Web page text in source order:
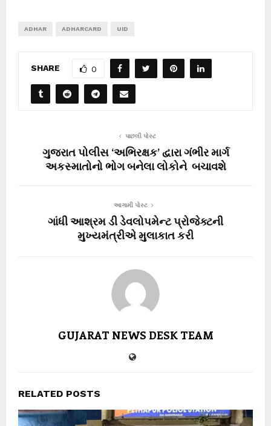
ADHAR ADHARCARD UID
SHARE 0
પાછલી પોસ્ટ
ગુજરાત પોલીસ ‘અભિરક્ષક’ દ્વારા ગંભીર માર્ગ
અકસ્માતોનો ભોગ બનેલા લોકોને બચાવશે
આગામી પોસ્ટ
ગાંધી આશ્રમ ડી ડેવલોપમેન્ટ પ્રોજેક્ટની
મુખ્યમંત્રીએ મુલાકાત કરી
GUJARAT NEWS DESK TEAM
RELATED POSTS